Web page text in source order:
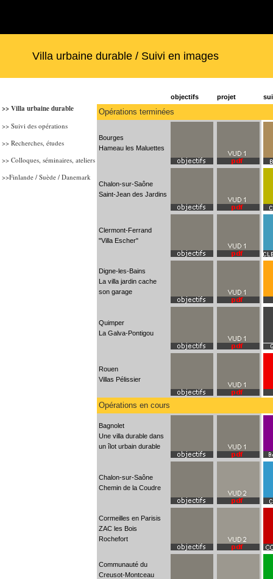
Villa urbaine durable / Suivi en images
>> Villa urbaine durable
>> Suivi des opérations
>> Recherches, études
>> Colloques, séminaires, ateliers
>>Finlande / Suède / Danemark
objectifs projet
Opérations terminées
Bourges
Hameau les Maluettes
Chalon-sur-Saône
Saint-Jean des Jardins
Clermont-Ferrand
"Villa Escher"
Digne-les-Bains
La villa jardin cache
son garage
Quimper
La Galva-Pontigou
Rouen
Villas Pélissier
Opérations en cours
Bagnolet
Une villa durable dans
un îlot urbain durable
Chalon-sur-Saône
Chemin de la Coudre
Cormeilles en Parisis
ZAC les Bois
Rochefort
Communauté du
Creusot-Montceau